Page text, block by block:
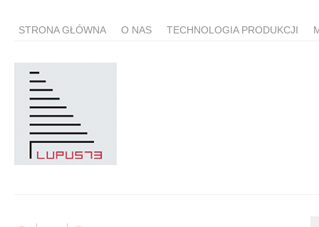
STRONA GŁÓWNA O NAS TECHNOLOGIA PRODUKCJI